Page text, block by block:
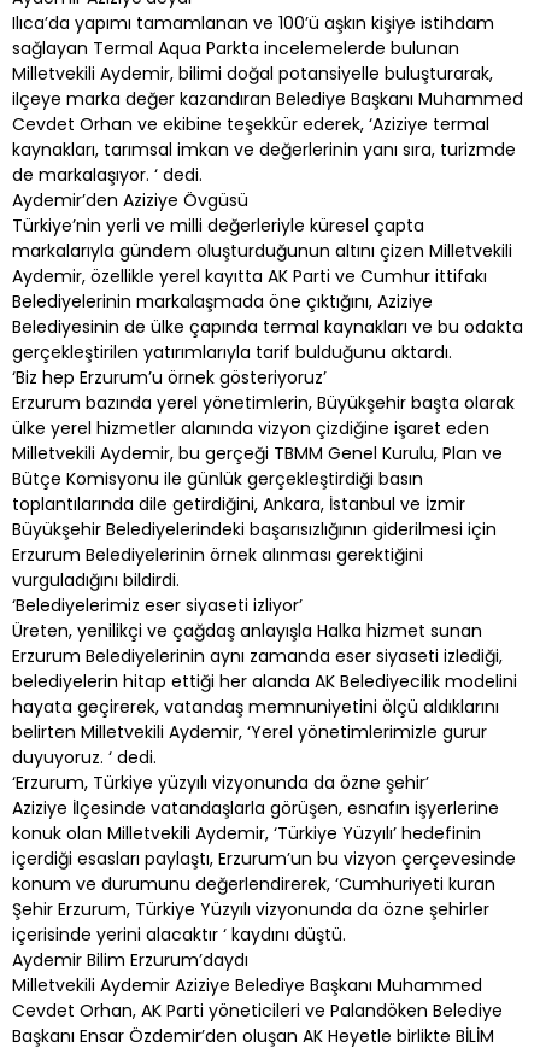
Ilıca’da yapımı tamamlanan ve 100’ü aşkın kişiye istihdam
sağlayan Termal Aqua Parkta incelemelerde bulunan
Milletvekili Aydemir, bilimi doğal potansiyelle buluşturarak,
ilçeye marka değer kazandıran Belediye Başkanı Muhammed
Cevdet Orhan ve ekibine teşekkür ederek, ‘Aziziye termal
kaynakları, tarımsal imkan ve değerlerinin yanı sıra, turizmde
de markalaşıyor. ‘ dedi.
Aydemir’den Aziziye Övgüsü
Türkiye’nin yerli ve milli değerleriyle küresel çapta
markalarıyla gündem oluşturduğunun altını çizen Milletvekili
Aydemir, özellikle yerel kayıtta AK Parti ve Cumhur ittifakı
Belediyelerinin markalaşmada öne çıktığını, Aziziye
Belediyesinin de ülke çapında termal kaynakları ve bu odakta
gerçekleştirilen yatırımlarıyla tarif bulduğunu aktardı.
‘Biz hep Erzurum’u örnek gösteriyoruz’
Erzurum bazında yerel yönetimlerin, Büyükşehir başta olarak
ülke yerel hizmetler alanında vizyon çizdiğine işaret eden
Milletvekili Aydemir, bu gerçeği TBMM Genel Kurulu, Plan ve
Bütçe Komisyonu ile günlük gerçekleştirdiği basın
toplantılarında dile getirdiğini, Ankara, İstanbul ve İzmir
Büyükşehir Belediyelerindeki başarısızlığının giderilmesi için
Erzurum Belediyelerinin örnek alınması gerektiğini
vurguladığını bildirdi.
‘Belediyelerimiz eser siyaseti izliyor’
Üreten, yenilikçi ve çağdaş anlayışla Halka hizmet sunan
Erzurum Belediyelerinin aynı zamanda eser siyaseti izlediği,
belediyelerin hitap ettiği her alanda AK Belediyecilik modelini
hayata geçirerek, vatandaş memnuniyetini ölçü aldıklarını
belirten Milletvekili Aydemir, ‘Yerel yönetimlerimizle gurur
duyuyoruz. ‘ dedi.
‘Erzurum, Türkiye yüzyılı vizyonunda da özne şehir’
Aziziye İlçesinde vatandaşlarla görüşen, esnafın işyerlerine
konuk olan Milletvekili Aydemir, ‘Türkiye Yüzyılı’ hedefinin
içerdiği esasları paylaştı, Erzurum’un bu vizyon çerçevesinde
konum ve durumunu değerlendirerek, ‘Cumhuriyeti kuran
Şehir Erzurum, Türkiye Yüzyılı vizyonunda da özne şehirler
içerisinde yerini alacaktır ‘ kaydını düştü.
Aydemir Bilim Erzurum’daydı
Milletvekili Aydemir Aziziye Belediye Başkanı Muhammed
Cevdet Orhan, AK Parti yöneticileri ve Palandöken Belediye
Başkanı Ensar Özdemir’den oluşan AK Heyetle birlikte BİLİM